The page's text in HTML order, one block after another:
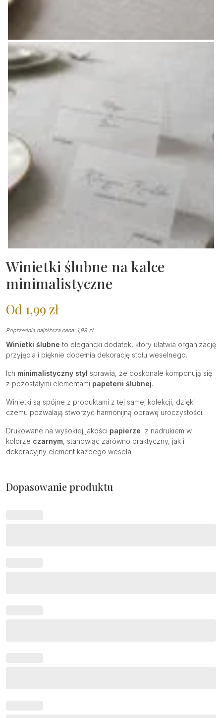
Winietki ślubne na kalce
minimalistyczne
Od 1,99 zł
Poprzednia najniższa cena: 1,99 zł.
Winietki ślubne to elegancki dodatek, który ułatwia organizację
przyjęcia i pięknie dopełnia dekorację stołu weselnego.
Ich minimalistyczny styl sprawia, że doskonale komponują się
z pozostałymi elementami papeterii ślubnej.
Winietki są spójne z produktami z tej samej kolekcji, dzięki
czemu pozwalają stworzyć harmonijną oprawę uroczystości.
Drukowane na wysokiej jakości papierze z nadrukiem w
kolorze czarnym, stanowiąc zarówno praktyczny, jak i
dekoracyjny element każdego wesela.
Dopasowanie produktu